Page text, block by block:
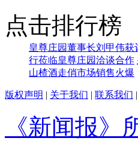
点击排行榜
皇尊庄园董事长刘甲伟获
行莅临皇尊庄园洽谈合作
山楂酒走俏市场销售火爆
版权声明 | 关于我们 | 联系我们 |
《新闻报